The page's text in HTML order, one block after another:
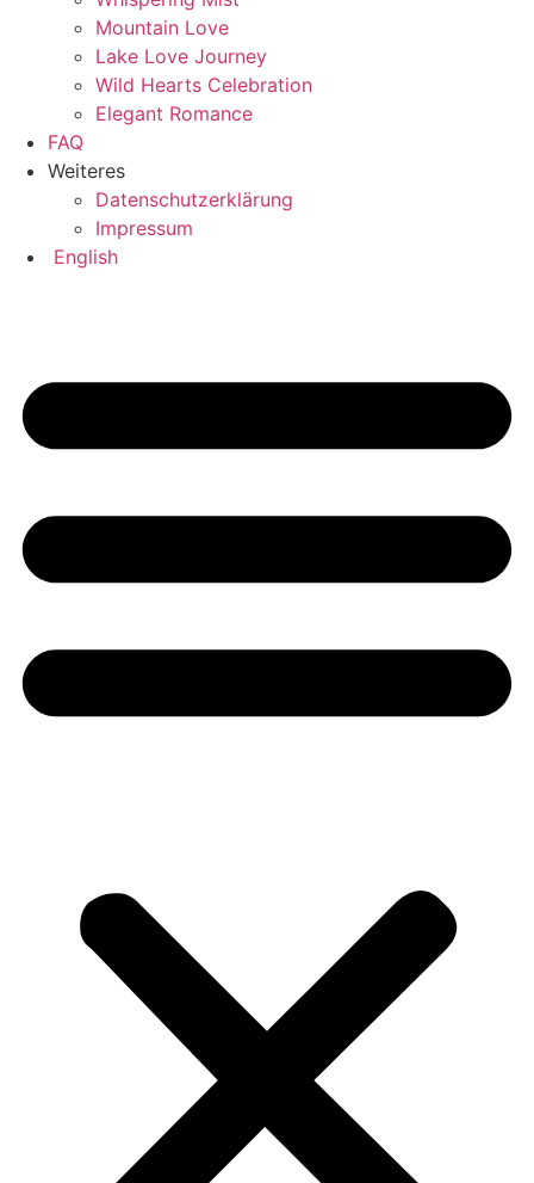
Mountain Love
Lake Love Journey
Wild Hearts Celebration
Elegant Romance
FAQ
Weiteres
Datenschutzerklärung
Impressum
English